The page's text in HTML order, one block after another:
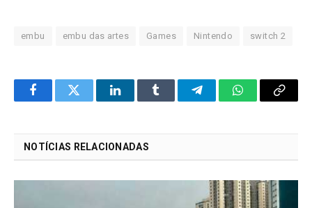
embu embu das artes Games Nintendo switch 2
FacebookTwitter LinkedInTumblr TelegramWhatsApp
Copy
NOTÍCIAS RELACIONADAS